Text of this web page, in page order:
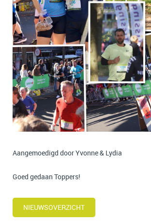
Aangemoedigd door Yvonne & Lydia
Goed gedaan Toppers!
NIEUWSOVERZICHT